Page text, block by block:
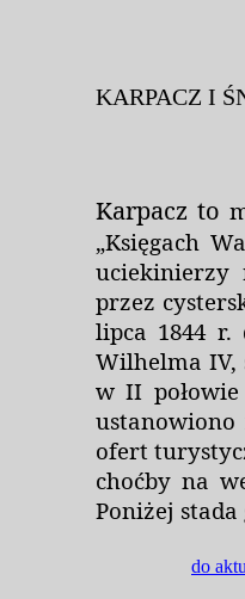
KARPACZ I
Karpacz to
„Księgach
uciekinierzy
przez
lipca 1844 r.
Wilhelma IV,
w II
ofert
choćby na
Poniżej
do